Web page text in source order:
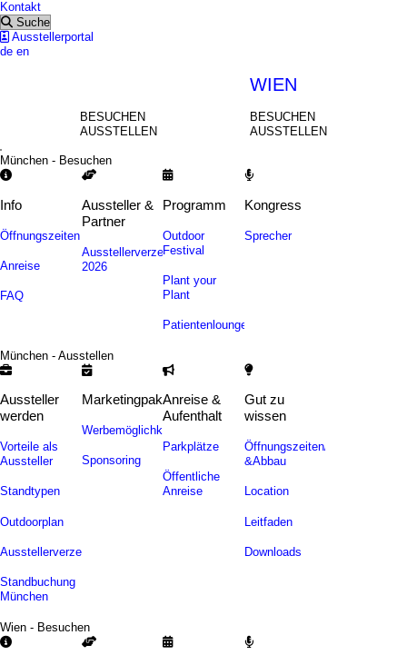
Kontakt
Suche
Ausstellerportal
de en
BESUCHEN
AUSSTELLEN
WIEN
BESUCHEN
AUSSTELLEN
München - Besuchen
Info
Öffnungszeiten
Anreise
FAQ
Aussteller &
Partner
Ausstellerverzeichnis
2026
Programm
Outdoor
Festival
Plant your
Plant
Patientenlounge
Kongress
Sprecher
München - Ausstellen
Aussteller
werden
Vorteile als
Aussteller
Standtypen
Outdoorplan
Ausstellerverzeichnis
Standbuchung
München
Marketingpakete
Werbemöglichkeiten
Sponsoring
Anreise &
Aufenthalt
Parkplätze
Öffentliche
Anreise
Gut zu
wissen
Öffnungszeiten/Auf-
&Abbau
Location
Leitfaden
Downloads
Wien - Besuchen